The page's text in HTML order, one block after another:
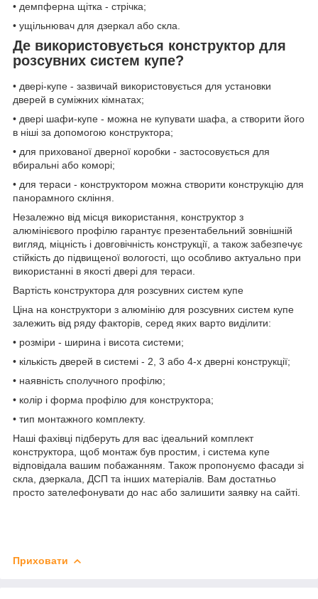
• демпферна щітка - стрічка;
• ущільнювач для дзеркал або скла.
Де використовується конструктор для
розсувних систем купе?
• двері-купе - зазвичай використовується для установки
дверей в суміжних кімнатах;
• двері шафи-купе - можна не купувати шафа, а створити його
в ніші за допомогою конструктора;
• для прихованої дверної коробки - застосовується для
вбиральні або коморі;
• для тераси - конструктором можна створити конструкцію для
панорамного скління.
Незалежно від місця використання, конструктор з
алюмінієвого профілю гарантує презентабельний зовнішній
вигляд, міцність і довговічність конструкції, а також забезпечує
стійкість до підвищеної вологості, що особливо актуально при
використанні в якості двері для тераси.
Вартість конструктора для розсувних систем купе
Ціна на конструктори з алюмінію для розсувних систем купе
залежить від ряду факторів, серед яких варто виділити:
• розміри - ширина і висота системи;
• кількість дверей в системі - 2, 3 або 4-х дверні конструкції;
• наявність сполучного профілю;
• колір і форма профілю для конструктора;
• тип монтажного комплекту.
Наші фахівці підберуть для вас ідеальний комплект
конструктора, щоб монтаж був простим, і система купе
відповідала вашим побажанням. Також пропонуємо фасади зі
скла, дзеркала, ДСП та інших матеріалів. Вам достатньо
просто зателефонувати до нас або залишити заявку на сайті.
Приховати